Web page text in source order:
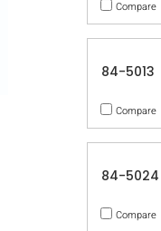
Compare
84-5013
Compare
84-5024
Compare